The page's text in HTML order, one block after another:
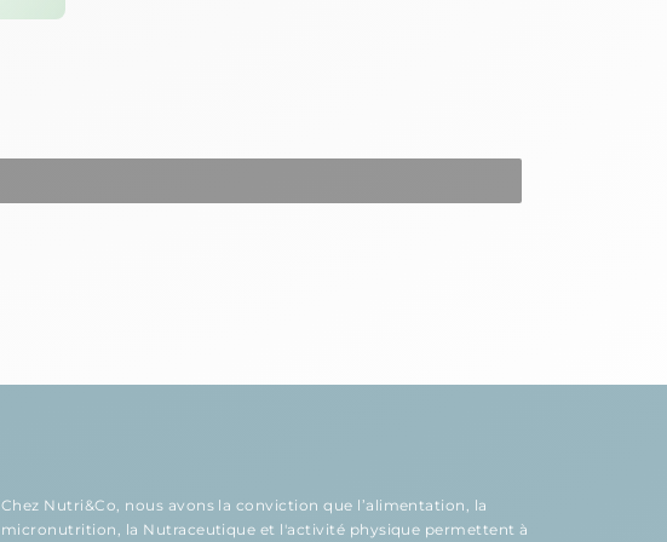
Chez Nutri&Co, nous avons la conviction que l’alimentation, la
micronutrition, la Nutraceutique et l'activité physique permettent à